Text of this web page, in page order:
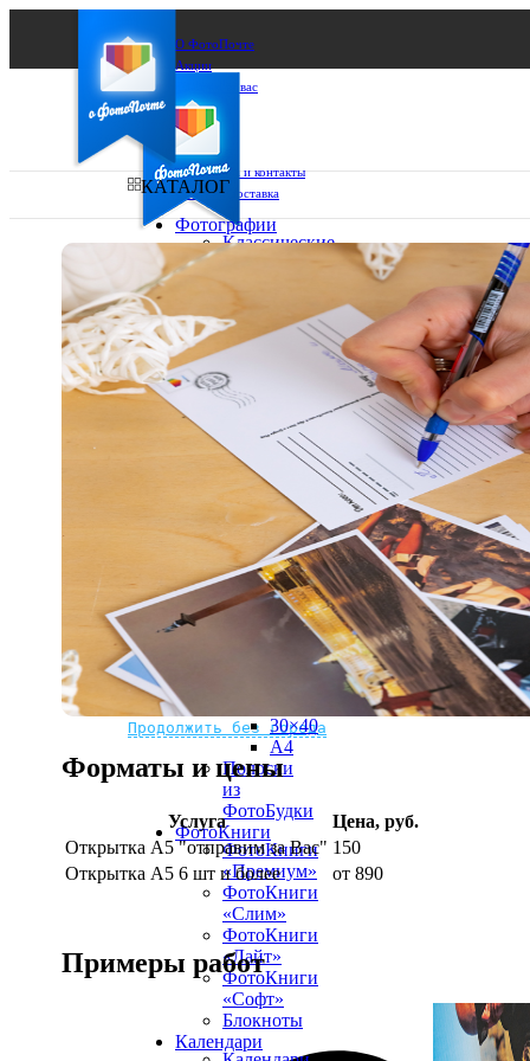
О ФотоПочте
Акции
Сделаем за вас
Бизнесу
FAQ
Франшиза
Поддержка и контакты
Оплата и доставка
Ваш город:
Ваш регион доставки
Выберите из списка:
Не нашли Ваш город?
Мы доставляем по всему миру
Продолжить без города
КАТАЛОГ
Фотографии
Классические
13х18
15х15
30х30
30х40
Фото
в
рамке
10х10
10×15
13×18
15×15
15×20
20×20
30×40
A4
Полоски
из
ФотоБудки
ФотоКниги
ФотоКниги
«Премиум»
ФотоКниги
«Слим»
ФотоКниги
«Лайт»
ФотоКниги
«Софт»
Блокноты
Календари
Форматы и цены
Услуга
Цена, руб.
Открытка А5 "отправим за Вас" 150
Открытка А5 6 шт и более
от 890
Примеры работ